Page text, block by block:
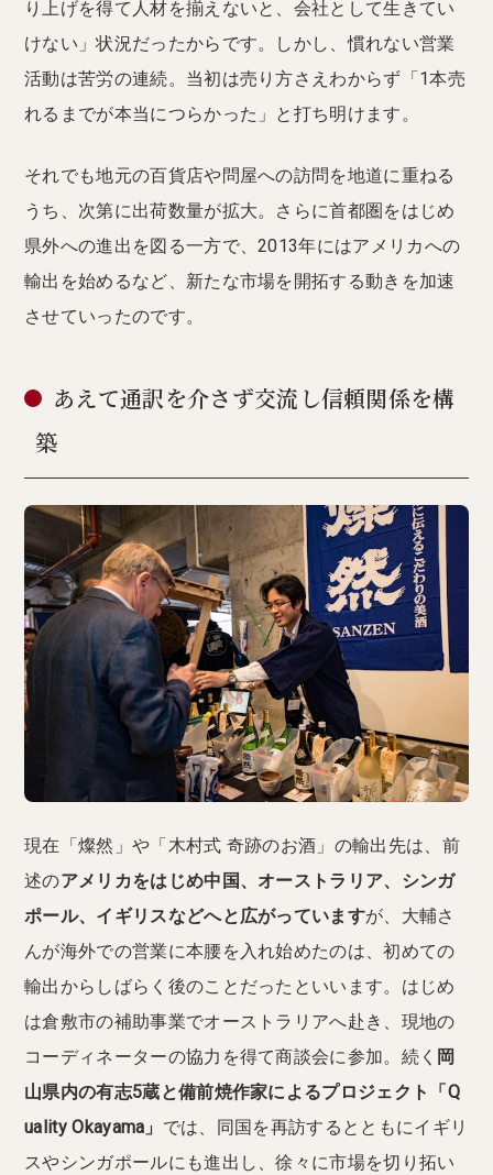
り上げを得て人材を揃えないと、会社として生きてい
けない」状況だったからです。しかし、慣れない営業
活動は苦労の連続。当初は売り方さえわからず「1本売
れるまでが本当につらかった」と打ち明けます。
それでも地元の百貨店や問屋への訪問を地道に重ねる
うち、次第に出荷数量が拡大。さらに首都圏をはじめ
県外への進出を図る一方で、2013年にはアメリカへの
輸出を始めるなど、新たな市場を開拓する動きを加速
させていったのです。
あえて通訳を介さず交流し信頼関係を構
築
現在「燦然」や「木村式 奇跡のお酒」の輸出先は、前
述のアメリカをはじめ中国、オーストラリア、シンガ
ポール、イギリスなどへと広がっていますが、大輔さ
んが海外での営業に本腰を入れ始めたのは、初めての
輸出からしばらく後のことだったといいます。はじめ
は倉敷市の補助事業でオーストラリアへ赴き、現地の
コーディネーターの協力を得て商談会に参加。続く 岡
山県内の有志5蔵と備前焼作家によるプロジェクト「Q
uality Okayama」 では、同国を再訪するとともにイギリ
スやシンガポールにも進出し、徐々に市場を切り拓い